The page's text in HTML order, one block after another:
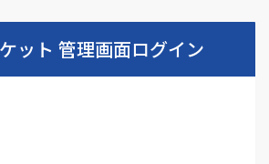
ット 管理画面ログイン